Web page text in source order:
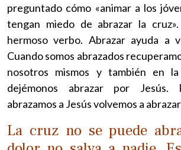
preguntado cómo «animar a los
tengan miedo de abrazar la
hermoso verbo. Abrazar ayuda a
Cuando somos abrazados
nosotros mismos y también en
dejémonos abrazar por Jesús.
abrazamos a Jesús volvemos a
La cruz no se puede